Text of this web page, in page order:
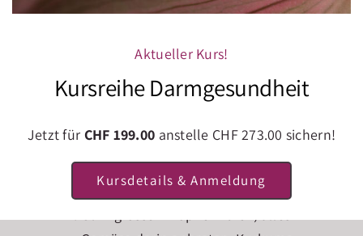
3.5 l Wasser
Anleitung
Zwiebeln und Knoblauch, sowie
alles Gemüse waschen und fein
hacken.
Aktueller Kurs!
Kursreihe Darmgesundheit
Jetzt für CHF 199.00 anstelle CHF 273.00 sichern!
Kursdetails & Anmeldung